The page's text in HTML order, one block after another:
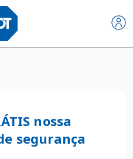
nossa
segurança